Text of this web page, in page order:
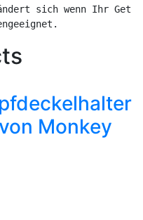
sich wenn Ihr
Monkey